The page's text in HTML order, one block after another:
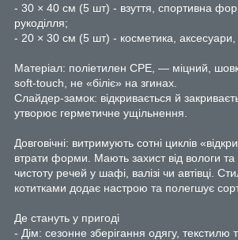
- 30 × 40 см (5 шт) - взуття, спортивна
рукоділля;
- 20 × 30 см (5 шт) - косметика, аксесуари,
Матеріал: поліетилен CPE, — міцний,
soft-touch, не «біліє» на згинах.
Слайдер-замок: відкривається й
утворює герметичне ущільнення.
Довговічні: витримують сотні циклів
втрати форми. Мають захист від вологи та
чистоту речей у шафі, валізі чи автівці.
котитками додає настрою та полегшує
Де стануть у пригоді
- Дім: сезонне зберігання одягу, текстилю